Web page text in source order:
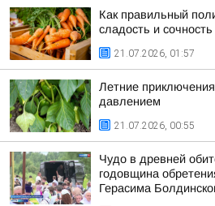
Как правильный
сладость и
21.07.2026, 01:57
Летние
давлением
21.07.2026, 00:55
Чудо в древней
годовщина
Герасима